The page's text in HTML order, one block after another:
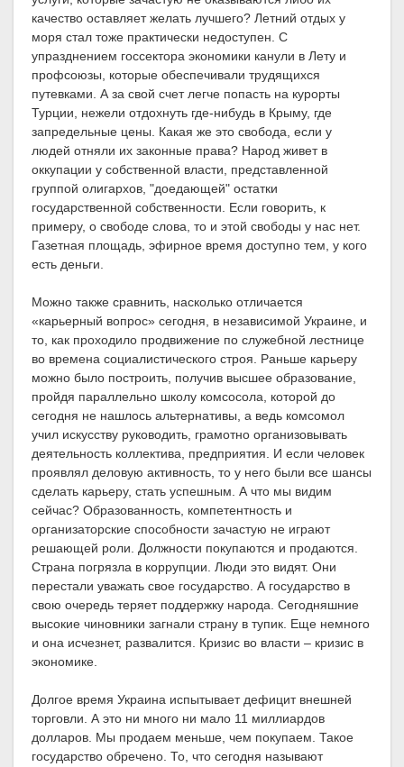
качество оставляет желать лучшего? Летний отдых у
моря стал тоже практически недоступен. С
упразднением госсектора экономики канули в Лету и
профсоюзы, которые обеспечивали трудящихся
путевками. А за свой счет легче попасть на курорты
Турции, нежели отдохнуть где-нибудь в Крыму, где
запредельные цены. Какая же это свобода, если у
людей отняли их законные права? Народ живет в
оккупации у собственной власти, представленной
группой олигархов, "доедающей" остатки
государственной собственности. Если говорить, к
примеру, о свободе слова, то и этой свободы у нас нет.
Газетная площадь, эфирное время доступно тем, у кого
есть деньги.
Можно также сравнить, насколько отличается
«карьерный вопрос» сегодня, в независимой Украине, и
то, как проходило продвижение по служебной лестнице
во времена социалистического строя. Раньше карьеру
можно было построить, получив высшее образование,
пройдя параллельно школу комсосола, которой до
сегодня не нашлось альтернативы, а ведь комсомол
учил искусству руководить, грамотно организовывать
деятельность коллектива, предприятия. И если человек
проявлял деловую активность, то у него были все шансы
сделать карьеру, стать успешным. А что мы видим
сейчас? Образованность, компетентность и
организаторские способности зачастую не играют
решающей роли. Должности покупаются и продаются.
Страна погрязла в коррупции. Люди это видят. Они
перестали уважать свое государство. А государство в
свою очередь теряет поддержку народа. Сегодняшние
высокие чиновники загнали страну в тупик. Еще немного
и она исчезнет, развалится. Кризис во власти – кризис в
экономике.
Долгое время Украина испытывает дефицит внешней
торговли. А это ни много ни мало 11 миллиардов
долларов. Мы продаем меньше, чем покупаем. Такое
государство обречено. То, что сегодня называют